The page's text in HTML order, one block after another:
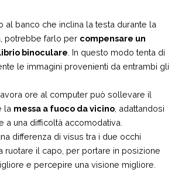
al banco che inclina la testa durante la
potrebbe farlo per compensare un
binoculare . In questo modo tenta di
le immagini provenienti da entrambi gli
ore al computer può sollevare il
la messa a fuoco da vicino , adattandosi
a una difficoltà accomodativa.
differenza di visus tra i due occhi
ruotare il capo, per portare in posizione
e percepire una visione migliore.